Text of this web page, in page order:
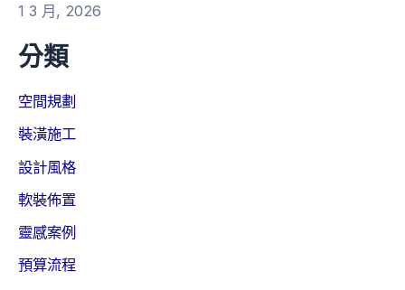
1 3 月, 2026
分類
空間規劃
裝潢施工
設計風格
軟裝佈置
靈感案例
預算流程